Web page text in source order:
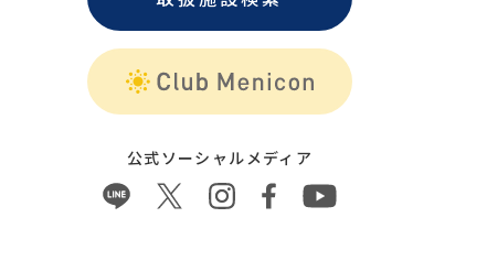
公式ソーシャルメディア